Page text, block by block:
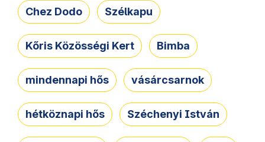
Chez Dodo Szélkapu
Kőris Közösségi Kert Bimba
mindennapi hős vásárcsarnok
hétköznapi hős Széchenyi István